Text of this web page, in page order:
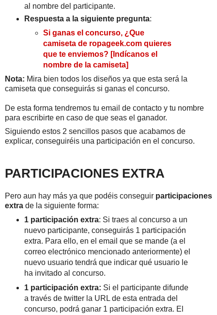
al nombre del participante.
Respuesta a la siguiente pregunta:
Si ganas el concurso, ¿Que
camiseta de ropageek.com quieres
que te enviemos? [Indícanos el
nombre de la camiseta]
Nota: Mira bien todos los diseños ya que esta será la
camiseta que conseguirás si ganas el concurso.
De esta forma tendremos tu email de contacto y tu nombre
para escribirte en caso de que seas el ganador.
Siguiendo estos 2 sencillos pasos que acabamos de
explicar, conseguiréis una participación en el concurso.
PARTICIPACIONES EXTRA
Pero aun hay más ya que podéis conseguir participaciones
extra de la siguiente forma:
1 participación extra: Si traes al concurso a un
nuevo participante, conseguirás 1 participación
extra. Para ello, en el email que se mande (a el
correo electrónico mencionado anteriormente) el
nuevo usuario tendrá que indicar qué usuario le
ha invitado al concurso.
1 participación extra: Si el participante difunde
a través de twitter la URL de esta entrada del
concurso, podrá ganar 1 participación extra. El